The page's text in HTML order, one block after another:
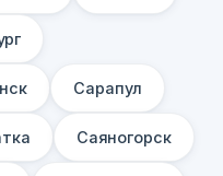
Сарапул
Саяногорск